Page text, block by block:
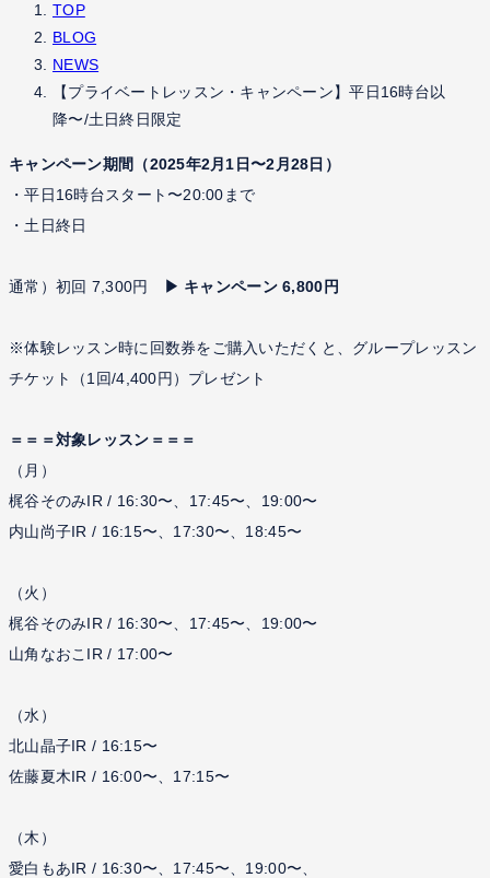
TOP
BLOG
NEWS
【プライベートレッスン・キャンペーン】平日16時台以
降〜/土日終日限定
キャンペーン期間（2025年2月1日〜2月28日）
・平日16時台スタート〜20:00まで
・土日終日
通常）初回 7,300円 ▶︎ キャンペーン 6,800円
※体験レッスン時に回数券をご購入いただくと、グループレッスン
チケット（1回/4,400円）プレゼント
＝＝＝対象レッスン＝＝＝
（月）
梶谷そのみIR / 16:30〜、17:45〜、19:00〜
内山尚子IR / 16:15〜、17:30〜、18:45〜
（火）
梶谷そのみIR / 16:30〜、17:45〜、19:00〜
山角なおこIR / 17:00〜
（水）
北山晶子IR / 16:15〜
佐藤夏木IR / 16:00〜、17:15〜
（木）
愛白もあIR / 16:30〜、17:45〜、19:00〜、